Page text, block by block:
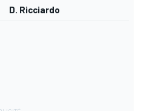
D. Ricciardo